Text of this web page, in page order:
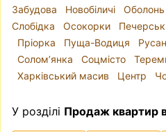
Забудова
Новобіличі Оболонь
Слобідка
Осокорки Печерськ
Пріорка
Пуща-Водиця
Солом’янка
Соцмісто
Харківський масив
Центр
У розділі Продаж квартир